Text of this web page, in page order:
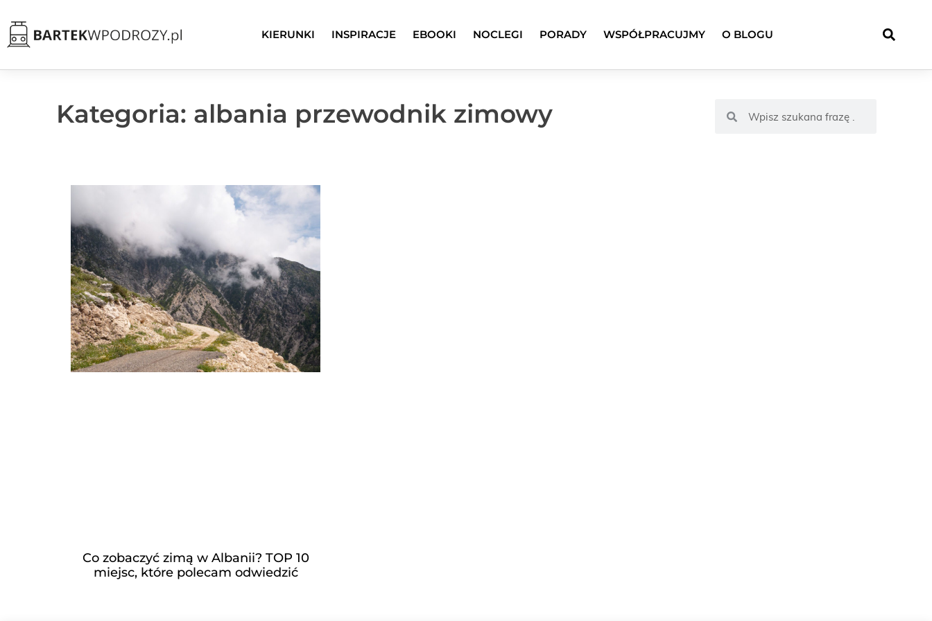
KIERUNKI INSPIRACJE EBOOKI NOCLEGI PORADY WSPÓŁPRACUJMY O BLOGU
Kategoria: albania przewodnik zimowy
Co zobaczyć zimą w Albanii? TOP 10
miejsc, które polecam odwiedzić